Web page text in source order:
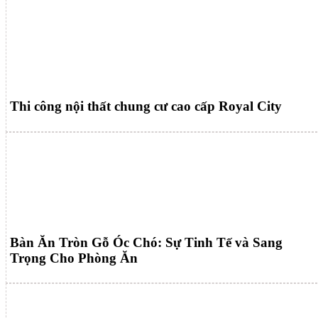
Thi công nội thất chung cư cao cấp Royal City
Bàn Ăn Tròn Gỗ Óc Chó: Sự Tinh Tế và Sang
Trọng Cho Phòng Ăn